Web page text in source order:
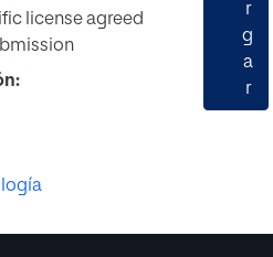
license agreed
r
g
a
r